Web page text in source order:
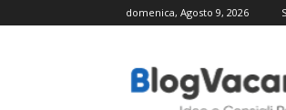
domenica, Agosto 9, 2026